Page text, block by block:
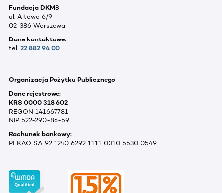
Fundacja DKMS
ul. Altowa 6/9
02-386 Warszawa
Dane kontaktowe:
tel. 22 882 94 00
Organizacja Pożytku Publicznego
Dane rejestrowe:
KRS 0000 318 602
REGON 141667781
NIP 522-290-86-59
Rachunek bankowy:
PEKAO SA 92 1240 6292 1111 0010 5530 0549